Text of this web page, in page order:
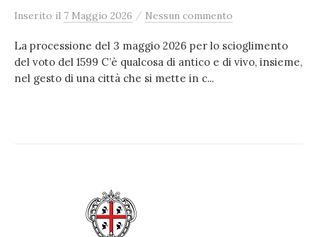
Inserito il 7 Maggio 2026 / Nessun commento
La processione del 3 maggio 2026 per lo scioglimento
del voto del 1599 C’è qualcosa di antico e di vivo, insieme,
nel gesto di una città che si mette in c...